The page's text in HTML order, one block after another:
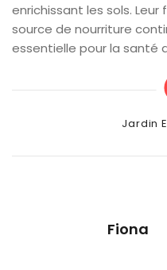
enrichissant les sols.
source de nourriture
essentielle pour la santé
Jardin
Fiona